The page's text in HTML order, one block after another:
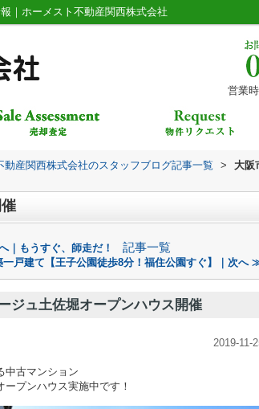
｜ホーメスト不動産関西株式会社
営業
動産関西株式会社のスタッフブログ記事一覧 >
大阪
｜もうすぐ、師走だ！ 記事一覧
一戸建て【王子公園徒歩8分！福住公園すぐ】｜次へ
ジュ土佐堀オープンハウス開催
2019-11-
中古マンション
ープンハウス実施中です！